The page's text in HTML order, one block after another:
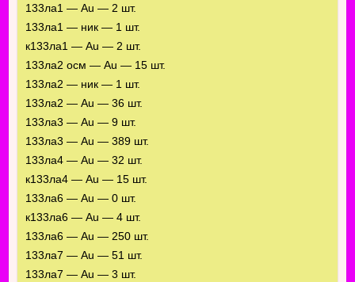
133ла1 — Au — 2 шт.
133ла1 — ник — 1 шт.
к133ла1 — Au — 2 шт.
133ла2 осм — Au — 15 шт.
133ла2 — ник — 1 шт.
133ла2 — Au — 36 шт.
133ла3 — Au — 9 шт.
133ла3 — Au — 389 шт.
133ла4 — Au — 32 шт.
к133ла4 — Au — 15 шт.
133ла6 — Au — 0 шт.
к133ла6 — Au — 4 шт.
133ла6 — Au — 250 шт.
133ла7 — Au — 51 шт.
133ла7 — Au — 3 шт.